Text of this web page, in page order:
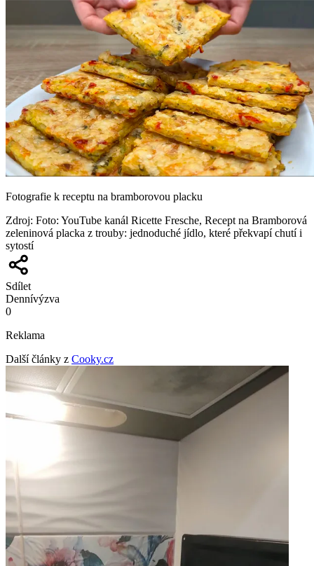
Fotografie k receptu na bramborovou placku
Zdroj: Foto: YouTube kanál Ricette Fresche, Recept na Bramborová
zeleninová placka z trouby: jednoduché jídlo, které překvapí chutí i
sytostí
Sdílet
Dennívýzva
0
Reklama
Další články z Cooky.cz